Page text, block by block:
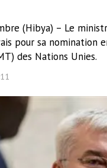
(Hibya) – Le
pour sa nomination
des Nations Unies.